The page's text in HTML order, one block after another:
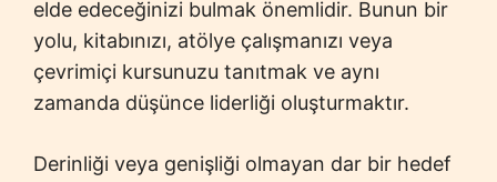
elde edeceğinizi bulmak önemlidir. Bunun bir
yolu, kitabınızı, atölye çalışmanızı veya
çevrimiçi kursunuzu tanıtmak ve aynı
zamanda düşünce liderliği oluşturmaktır.
Derinliği veya genişliği olmayan dar bir hedef